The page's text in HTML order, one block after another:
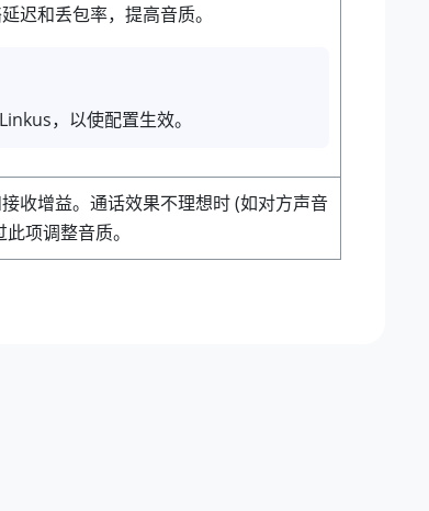
迟和丢包率，提高音质。
，以使配置生效。
收增益。通话效果不理想时 (如对方声音
项调整音质。